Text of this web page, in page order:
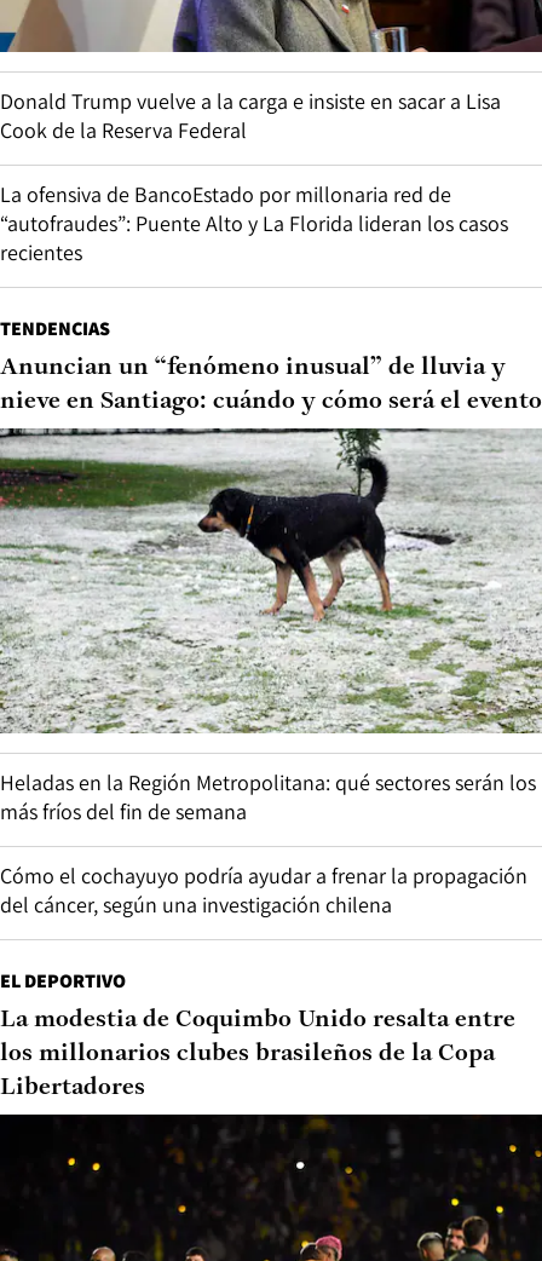
Donald Trump vuelve a la carga e insiste en sacar a Lisa
Cook de la Reserva Federal
La ofensiva de BancoEstado por millonaria red de
“autofraudes”: Puente Alto y La Florida lideran los casos
recientes
TENDENCIAS
Anuncian un “fenómeno inusual” de lluvia y
nieve en Santiago: cuándo y cómo será el evento
Heladas en la Región Metropolitana: qué sectores serán los
más fríos del fin de semana
Cómo el cochayuyo podría ayudar a frenar la propagación
del cáncer, según una investigación chilena
EL DEPORTIVO
La modestia de Coquimbo Unido resalta entre
los millonarios clubes brasileños de la Copa
Libertadores